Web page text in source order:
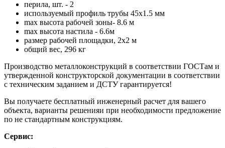
перила, шт. - 2
используемый профиль трубы 45х1.5 мм
max высота рабочей зоны- 8.6 м
max высота настила - 6.6м
размер рабочей площадки, 2х2 м
общий вес, 296 кг
Производство металлоконструкций в соответствии ГОСТам и
утвержденной конструкторской документации в соответствии
с техническим заданием и ДСТУ гарантируется!
Вы получаете бесплатный инженерный расчет для вашего
объекта, варианты решенияи при необходимости предложение
по не стандартным конструкциям.
Сервис: